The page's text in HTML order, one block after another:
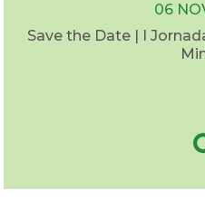
06
Save the Date | I